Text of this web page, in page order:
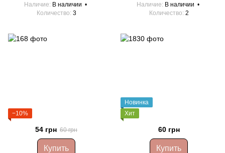
Наличие
В наличии
Количество 3
Наличие
В наличии
Количество 2
−10%
54 грн 60 грн
Купить
Новинка
Хит
60 грн
Купить